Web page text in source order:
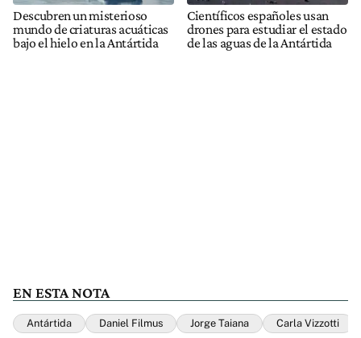
Descubren un misterioso
mundo de criaturas acuáticas
bajo el hielo en la Antártida
Científicos españoles usan
drones para estudiar el estado
de las aguas de la Antártida
EN ESTA NOTA
Antártida Daniel Filmus Jorge Taiana Carla Vizzotti